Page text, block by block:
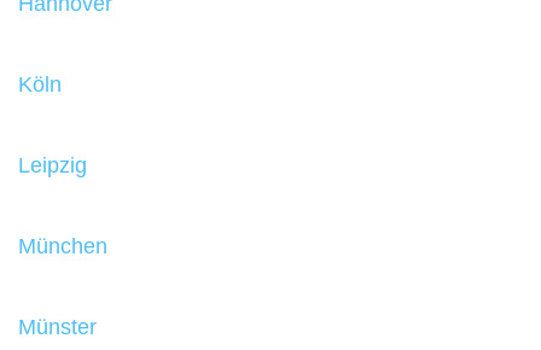
Köln
Leipzig
München
Münster